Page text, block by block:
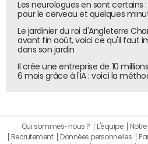
Les neurologues en sont certains
pour le cerveau et quelques
Le jardinier du roi d'Angleterre
avant fin août, voici ce qu'il faut
dans son jardin
Il crée une entreprise de 10
6 mois grâce à l'IA : voici la
Qui sommes-nous ? L'équipe
Recrutement
Données personnelles